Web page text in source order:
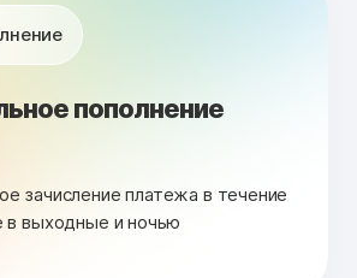
пополнение
зачисление платежа в течение
в выходные и ночью